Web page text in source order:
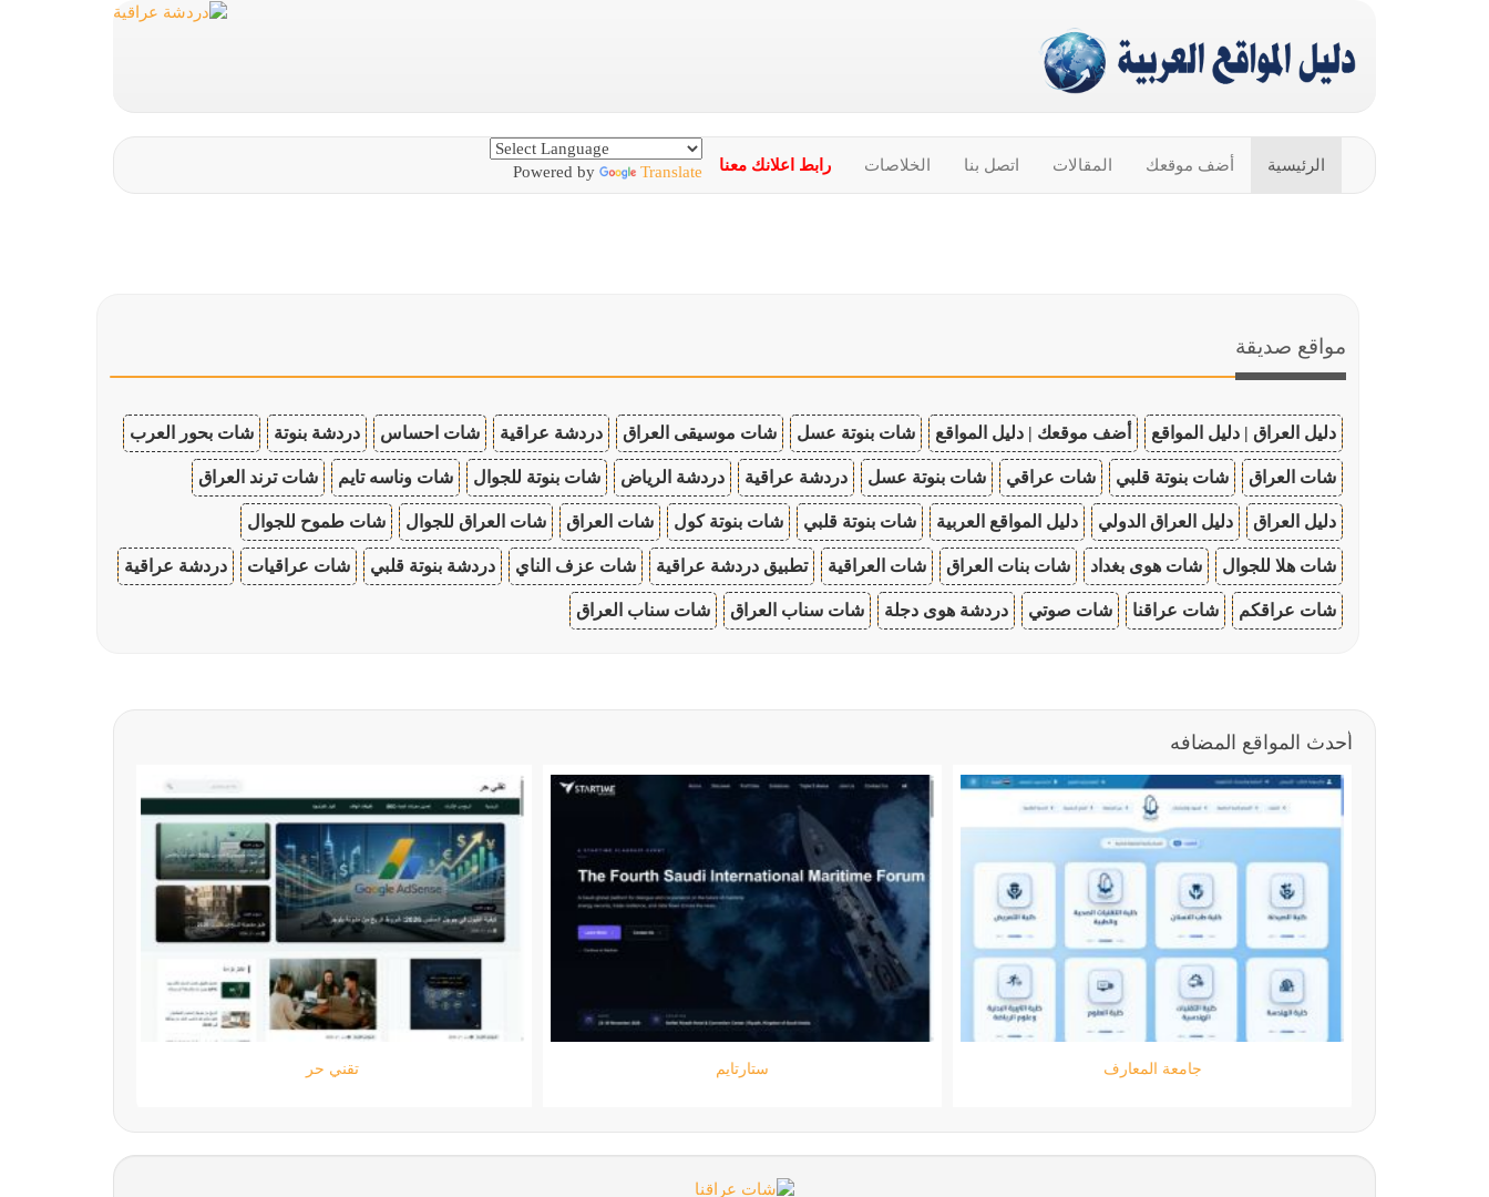
الرئيسية أضف موقعك المقالات اتصل بنا الخلاصات رابط اعلانك معنا Powered by Translate
مواقع صديقة
دليل العراق | دليل المواقع أضف موقعك | دليل المواقع شات بنوتة عسل شات موسيقى العراق دردشة عراقية شات احساس دردشة بنوتة شات بحور العرب
شات العراق شات بنوتة قلبي شات عراقي شات بنوتة عسل دردشة عراقية دردشة الرياض شات بنوتة للجوال شات وناسه تايم شات ترند العراق
دليل العراق دليل العراق الدولي دليل المواقع العربية شات بنوتة قلبي شات بنوتة كول شات العراق شات العراق للجوال شات طموح للجوال
شات هلا للجوال شات هوى بغداد شات بنات العراق شات العراقية تطبيق دردشة عراقية شات عزف الناي دردشة بنوتة قلبي شات عراقيات دردشة عراقية
شات عراقكم شات عراقنا شات صوتي دردشة هوى دجلة شات سناب العراق شات سناب العراق
أحدث المواقع المضافه
ستارتايم جامعة المعارف مؤسسة كود الحضارة